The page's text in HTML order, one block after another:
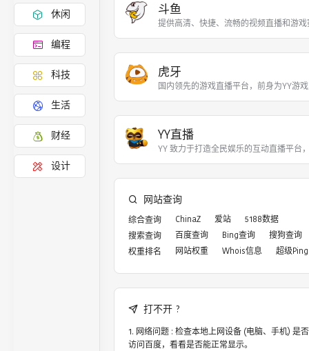
休闲
编程
科技
生活
财经
设计
斗鱼
提供高清、快捷、流畅的视频直播和游
虎牙
国内领先的游戏直播平台，前身为YY游
YY直播
YY 致力于打造全民娱乐的互动直播平台
网站查询
综合查询 ChinaZ 爱站
5188数据
搜索查询
百度查询 Bing查询
搜狗查询
权重排名
网站权重 Whois信息 超级Ping
打不开 ?
网络问题 : 检查本地上网设备 (电脑、手机) 是
访问百度，看看是否能正常显示。